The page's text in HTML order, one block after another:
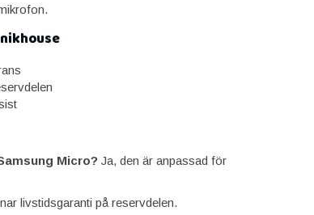
Micro? Ja, den är anpassad för
livstidsgaranti på reservdelen.